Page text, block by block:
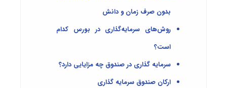
بدون صرف زمان و دانش
روش‌های سرمایه‌گذاری در بورس کدام
است؟
سرمایه گذاری در صندوق چه مزایایی دارد؟
ارکان صندوق سرمایه گذاری